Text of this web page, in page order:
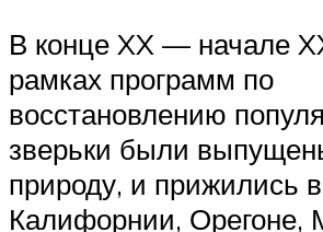
В конце XX — начале
рамках программ по
восстановлению
зверьки были
природу, и прижились в
Калифорнии, Орегоне,